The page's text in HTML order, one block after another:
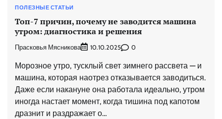
ПОЛЕЗНЫЕ СТАТЬИ
Топ-7 причин, почему не заводится машина
утром: диагностика и решения
Прасковья Мясникова 10.10.2025 0
Морозное утро, тусклый свет зимнего рассвета — и
машина, которая наотрез отказывается заводиться.
Даже если накануне она работала идеально, утром
иногда настает момент, когда тишина под капотом
дразнит и раздражает о…